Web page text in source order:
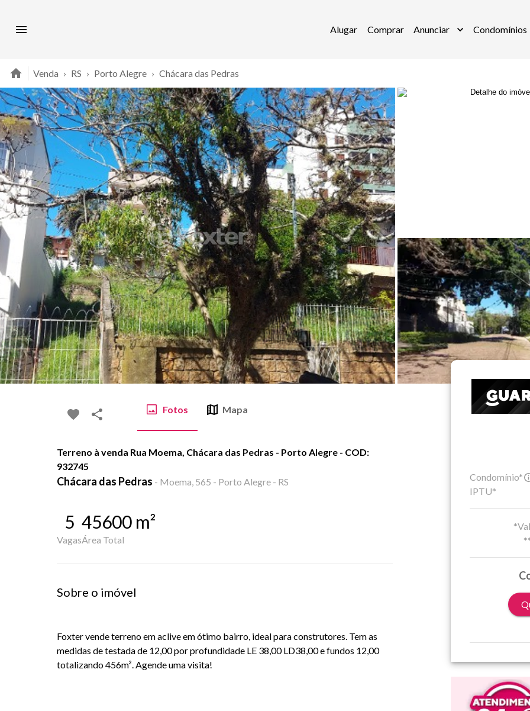
Alugar Comprar Anunciar Condomínios
Venda › RS › Porto Alegre › Chácara das Pedras
Fotos Mapa
Terreno à venda Rua Moema, Chácara das Pedras - Porto Alegre - COD:
932745
Chácara das Pedras - Moema, 565 - Porto Alegre - RS
5
Vagas
45600 m²
Área Total
Sobre o imóvel
Foxtervende terreno em aclive em ótimo bairro, ideal para construtores. Tem as
medidas de testada de 12,00 por profundidade LE 38,00 LD38,00 e fundos 12,00
totalizando 456m². Agende uma visita!
Condomínio*
IPTU*